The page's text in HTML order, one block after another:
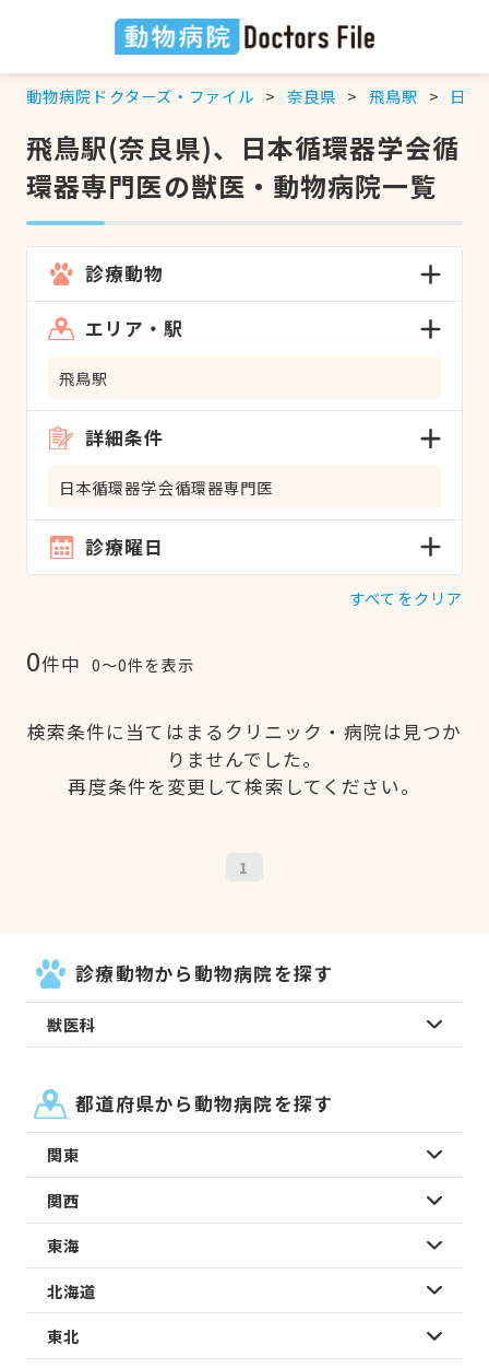
動物病院ドクターズ・ファイル 奈良県 飛鳥駅 日本
飛鳥駅(奈良県)、日本循環器学会循
環器専門医の獣医・動物病院一覧
診療動物
エリア・駅
飛鳥駅
詳細条件
日本循環器学会循環器専門医
診療曜日
すべてをクリア
0件中 0〜0件を表示
検索条件に当てはまるクリニック・病院は見つか
りませんでした。
再度条件を変更して検索してください。
1
診療動物から動物病院を探す
獣医科
都道府県から動物病院を探す
関東
関西
東海
北海道
東北